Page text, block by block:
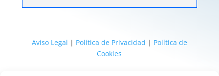
Aviso Legal | Política de Privacidad | Política de
Cookies